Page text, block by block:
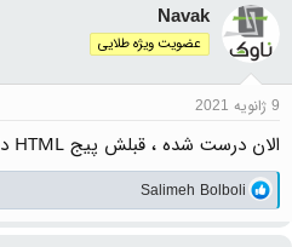
Navak
عضویت ویژه طلایی
9 ژانویه 2021
الان درست شده ، قبلش پیج HTML دانلود میکرد
واکنش‌ها:
Salimeh Bolboli